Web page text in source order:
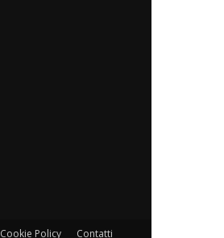
Cookie Policy Contatti